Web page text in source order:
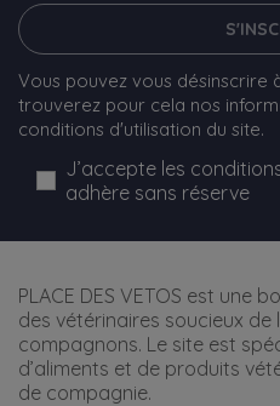
Vous pouvez vous désinscrire
trouverez pour cela nos
conditions d'utilisation du site.
J’accepte les
adhère sans réserve
PLACE DES VETOS est une
des vétérinaires soucieux de
compagnons. Le site est
d’aliments et de produits
de compagnie.